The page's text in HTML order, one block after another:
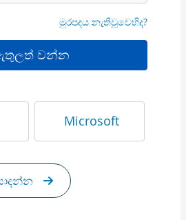
මුරපදය නැතිවූවෙහිද?
වන්න
Microsoft